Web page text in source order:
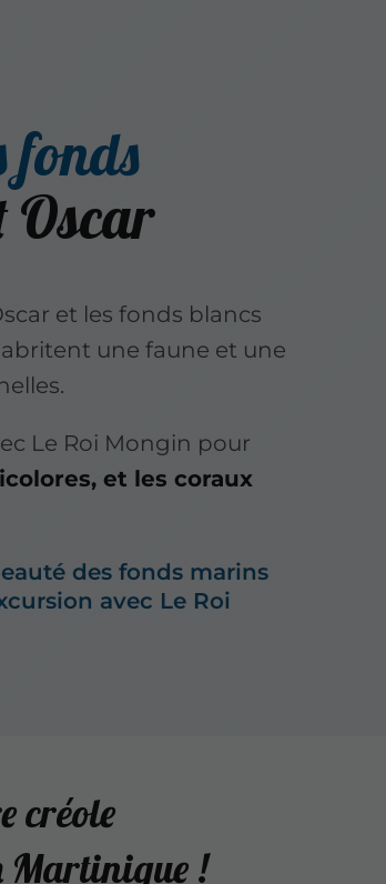
fonds
Oscar
et les fonds blancs
abritent une faune et une
Le Roi Mongin pour
et les coraux
des fonds marins
avec Le Roi
créole
Martinique !